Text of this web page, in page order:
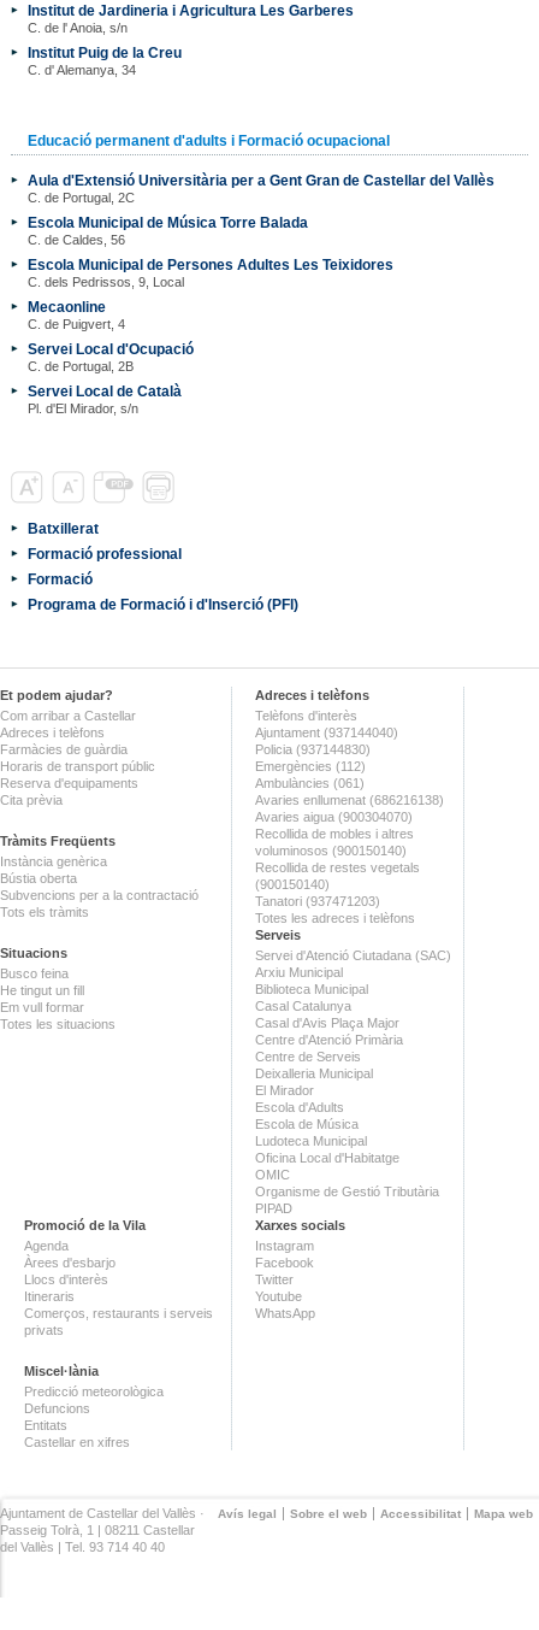
Institut de Jardineria i Agricultura Les Garberes
C. de l' Anoia, s/n
Institut Puig de la Creu
C. d' Alemanya, 34
Educació permanent d'adults i Formació ocupacional
Aula d'Extensió Universitària per a Gent Gran de Castellar del Vallès
C. de Portugal, 2C
Escola Municipal de Música Torre Balada
C. de Caldes, 56
Escola Municipal de Persones Adultes Les Teixidores
C. dels Pedrissos, 9, Local
Mecaonline
C. de Puigvert, 4
Servei Local d'Ocupació
C. de Portugal, 2B
Servei Local de Català
Pl. d'El Mirador, s/n
Batxillerat
Formació professional
Formació
Programa de Formació i d'Inserció (PFI)
Et podem ajudar?
Com arribar a Castellar
Adreces i telèfons
Farmàcies de guàrdia
Horaris de transport públic
Reserva d'equipaments
Cita prèvia
Tràmits Freqüents
Instància genèrica
Bústia oberta
Subvencions per a la contractació
Tots els tràmits
Situacions
Busco feina
He tingut un fill
Em vull formar
Totes les situacions
Adreces i telèfons
Telèfons d'interès
Ajuntament (937144040)
Policia (937144830)
Emergències (112)
Ambulàncies (061)
Avaries enllumenat (686216138)
Avaries aigua (900304070)
Recollida de mobles i altres
voluminosos (900150140)
Recollida de restes vegetals
(900150140)
Tanatori (937471203)
Totes les adreces i telèfons
Serveis
Servei d'Atenció Ciutadana (SAC)
Arxiu Municipal
Biblioteca Municipal
Casal Catalunya
Casal d'Avis Plaça Major
Centre d'Atenció Primària
Centre de Serveis
Deixalleria Municipal
El Mirador
Escola d'Adults
Escola de Música
Ludoteca Municipal
Oficina Local d'Habitatge
OMIC
Organisme de Gestió Tributària
PIPAD
Promoció de la Vila
Agenda
Àrees d'esbarjo
Llocs d'interès
Itineraris
Comerços, restaurants i serveis
privats
Miscel·lània
Predicció meteorològica
Defuncions
Entitats
Castellar en xifres
Xarxes socials
Instagram
Facebook
Twitter
Youtube
WhatsApp
Avís legal Sobre el web Accessibilitat Mapa web
Ajuntament de Castellar del Vallès ·
Passeig Tolrà, 1 | 08211 Castellar
del Vallès | Tel. 93 714 40 40